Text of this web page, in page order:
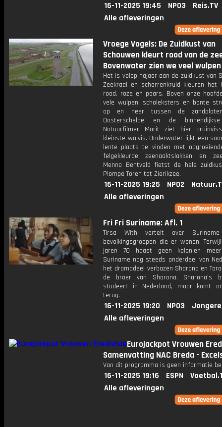
16-11-2025 19:45 NPO3
Reis.TV
Alle afleveringen
Vroege Vogels: De Zuidkust van
Schouwen kleurt rood van de
Bovenwater zien we veel wulpen
Het is volop najaar aan de zuidkust van
Zeekraal en schorrenkruid kleuren het
rood, roze en paars. Boven onze
vele wulpen, scholeksters en bonte
op en neer tussen de
Oosterschelde en de
Natuurfilmer Marit ziet hier
kleinste walvis. Onderwater lijkt een
lente plaats te vinden met
felgekleurde zeenaaktslakken en
Menno Bentveld fietst de hele
Plompe Toren tot Zierikzee.
16-11-2025 19:25 NPO2
Alle afleveringen
Fri Fri Suriname: Afl. 1
Tirsa With vertelt over
bevolkingsgroepen die er wonen.
jaren 70 haast geen koloniën
Suriname nog steeds onderdeel van
het dramadeel verbazen Sharona en
de broer van Sharona. Sharona's
studeert in Nederland, maar komt
terug.
16-11-2025 19:20 NPO3
Alle afleveringen
Eurojackpot Vrouwen
Samenvatting NAC Breda -
Van dit programma is geen informatie
16-11-2025 19:16 ESPN
Alle afleveringen